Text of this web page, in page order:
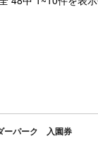
ーパーク 入園券